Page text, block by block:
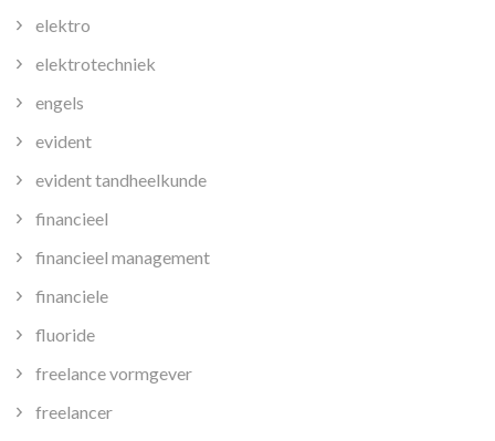
elektro
elektrotechniek
engels
evident
evident tandheelkunde
financieel
financieel management
financiele
fluoride
freelance vormgever
freelancer